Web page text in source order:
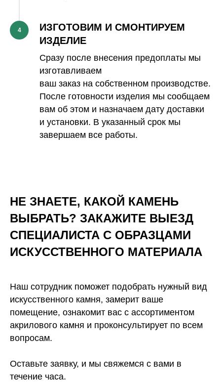
4
ИЗГОТОВИМ И СМОНТИРУЕМ
ИЗДЕЛИЕ
Сразу после внесения предоплаты мы
изготавливаем
ваш заказ на собственном производстве.
После готовности изделия мы сообщаем
вам об этом и назначаем дату доставки
и установки. В указанный срок мы
завершаем все работы.
НЕ ЗНАЕТЕ, КАКОЙ КАМЕНЬ
ВЫБРАТЬ? ЗАКАЖИТЕ ВЫЕЗД
СПЕЦИАЛИСТА С ОБРАЗЦАМИ
ИСКУССТВЕННОГО МАТЕРИАЛА
Наш сотрудник поможет подобрать нужный вид
искусственного камня, замерит ваше
помещение, ознакомит вас с ассортиментом
акрилового камня и проконсультирует по всем
вопросам.
Оставьте заявку, и мы свяжемся с вами в
течение часа.